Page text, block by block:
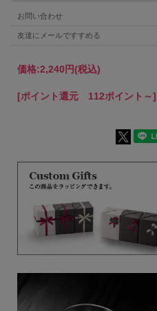
お問い合わせ
友達にメールですすめる
価格:2,240円(税込)
[ポイント還元 112ポイント～]